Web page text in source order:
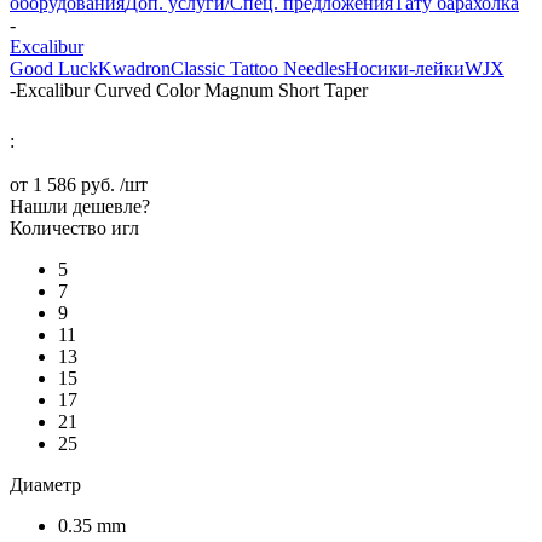
-
Excalibur
Good LuckKwadronClassic Tattoo NeedlesНосики-лейкиWJX
-Excalibur Curved Color Magnum Short Taper
:
от 1 586 руб. /шт
Нашли дешевле?
Количество игл
5
7
9
11
13
15
17
21
25
Диаметр
0.35 mm